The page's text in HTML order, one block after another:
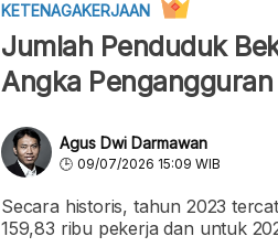
KETENAGAKERJAAN
Jumlah Penduduk
Angka Pengangguran
Agus Dwi Darmawan
09/07/2026 15:09 WIB
Secara historis, tahun 2023
159,83 ribu pekerja dan untuk